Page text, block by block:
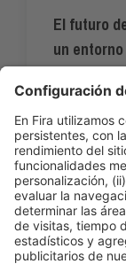
El futuro
un
conflicto.
Jue 4
Leer más